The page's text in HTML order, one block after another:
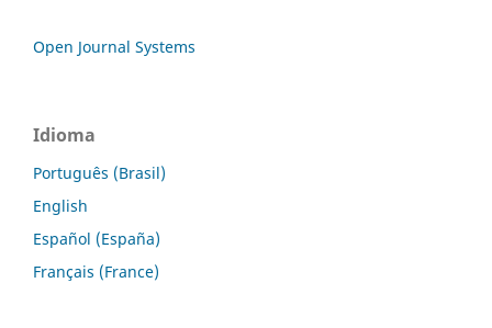
Open Journal Systems
Idioma
Português (Brasil)
English
Español (España)
Français (France)